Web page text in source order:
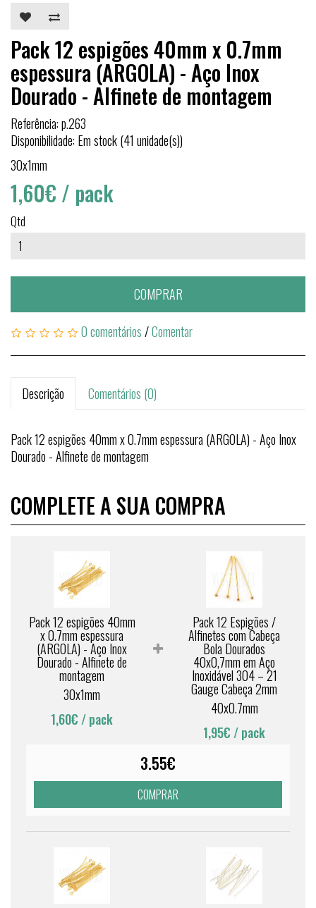
Pack 12 espigões 40mm x 0.7mm
espessura (ARGOLA) - Aço Inox
Dourado - Alfinete de montagem
Referência: p.263
Disponibilidade: Em stock (41 unidade(s))
30x1mm
1,60€ / pack
Qtd
COMPRAR
0 comentários/Comentar
Descrição Comentários (0)
Pack 12 espigões 40mm x 0.7mm espessura (ARGOLA) - Aço Inox
Dourado - Alfinete de montagem
COMPLETE A SUA COMPRA
Pack 12 espigões 40mm
x 0.7mm espessura
(ARGOLA) - Aço Inox
Dourado - Alfinete de
montagem
30x1mm
1,60€ / pack
Pack 12 Espigões /
Alfinetes com Cabeça
Bola Dourados
40x0,7mm em Aço
Inoxidável 304 – 21
Gauge Cabeça 2mm
40x0.7mm
1,95€ / pack
3.55€
COMPRAR